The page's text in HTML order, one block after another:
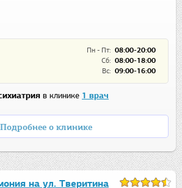
Пн - Пт: 08:00-20:00
Сб: 08:00-18:00
Вс: 09:00-16:00
в клинике 1 врач
Подробнее о клинике
на ул. Тверитина